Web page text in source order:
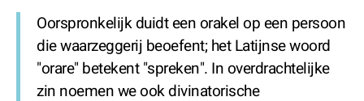
Oorspronkelijk duidt een orakel op een persoon
die waarzeggerij beoefent; het Latijnse woord
"orare" betekent "spreken". In overdrachtelijke
zin noemen we ook divinatorische